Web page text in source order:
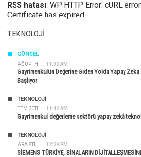
RSS hatası: WP HTTP Error: cURL
Certificate has expired.
TEKNOLOJI
AĞU 4TH 11:02 AM
GÜNCEL
Gayrimenkulün Değerine Giden Yolda Yapay
Başlıyor
TEM 30TH 11:42 AM
TEKNOLOJİ
Gayrimenkul değerleme sektörü yapay zekâ
ARA 8TH 12:29 PM
TEKNOLOJİ
SİEMENS TÜRKİYE, BİNALARIN